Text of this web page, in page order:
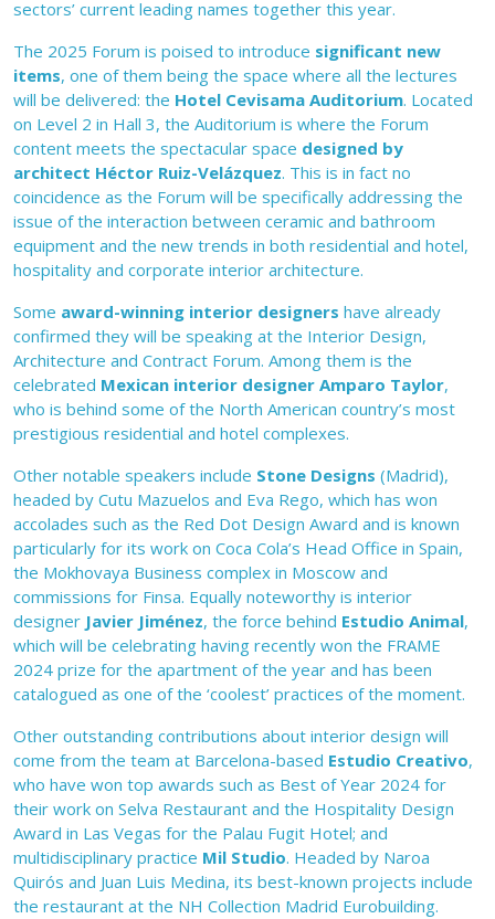
sectors’ current leading names together this year.
The 2025 Forum is poised to introduce significant new
items, one of them being the space where all the lectures
will be delivered: the Hotel Cevisama Auditorium. Located
on Level 2 in Hall 3, the Auditorium is where the Forum
content meets the spectacular space designed by
architect Héctor Ruiz-Velázquez. This is in fact no
coincidence as the Forum will be specifically addressing the
issue of the interaction between ceramic and bathroom
equipment and the new trends in both residential and hotel,
hospitality and corporate interior architecture.
Some award-winning interior designers have already
confirmed they will be speaking at the Interior Design,
Architecture and Contract Forum. Among them is the
celebrated Mexican interior designer Amparo Taylor,
who is behind some of the North American country’s most
prestigious residential and hotel complexes.
Other notable speakers include Stone Designs (Madrid),
headed by Cutu Mazuelos and Eva Rego, which has won
accolades such as the Red Dot Design Award and is known
particularly for its work on Coca Cola’s Head Office in Spain,
the Mokhovaya Business complex in Moscow and
commissions for Finsa. Equally noteworthy is interior
designer Javier Jiménez, the force behind Estudio Animal,
which will be celebrating having recently won the FRAME
2024 prize for the apartment of the year and has been
catalogued as one of the ‘coolest’ practices of the moment.
Other outstanding contributions about interior design will
come from the team at Barcelona-based Estudio Creativo,
who have won top awards such as Best of Year 2024 for
their work on Selva Restaurant and the Hospitality Design
Award in Las Vegas for the Palau Fugit Hotel; and
multidisciplinary practice Mil Studio. Headed by Naroa
Quirós and Juan Luis Medina, its best-known projects include
the restaurant at the NH Collection Madrid Eurobuilding.